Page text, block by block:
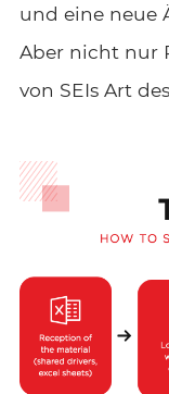
und eine neue
Aber nicht nur
von SEIs Art